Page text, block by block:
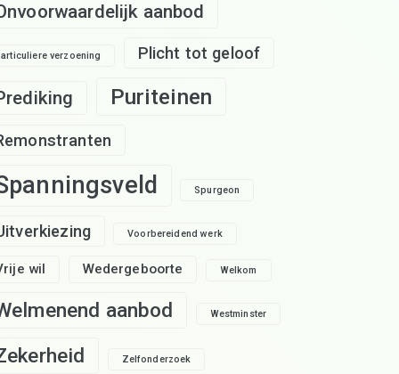
aanbod
verzoening Plicht tot geloof
Puriteinen
Spurgeon
Voorbereidend werk
wil Wedergeboorte Welkom
aanbod Westminster
Zelfonderzoek